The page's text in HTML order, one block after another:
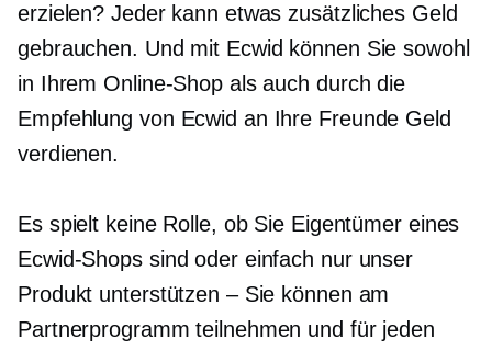
erzielen? Jeder kann etwas zusätzliches Geld
gebrauchen. Und mit Ecwid können Sie sowohl
in Ihrem Online-Shop als auch durch die
Empfehlung von Ecwid an Ihre Freunde Geld
verdienen.
Es spielt keine Rolle, ob Sie Eigentümer eines
Ecwid-Shops sind oder einfach nur unser
Produkt unterstützen – Sie können am
Partnerprogramm teilnehmen und für jeden